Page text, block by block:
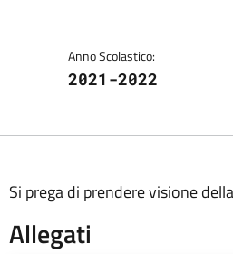
Anno Scolastico:
2021-2022
Si prega di prendere visione
Allegati